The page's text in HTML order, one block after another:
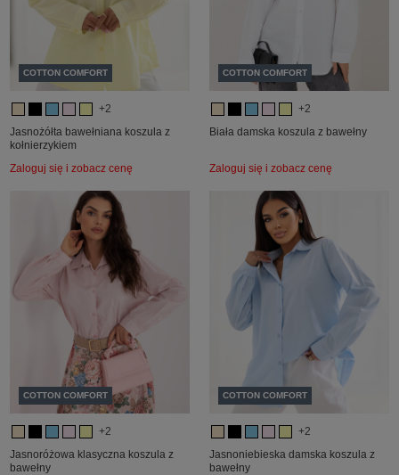
COTTON COMFORT
+2
Jasnożółta bawełniana koszula z
kołnierzykiem
Zaloguj się i zobacz cenę
COTTON COMFORT
+2
Biała damska koszula z bawełny
Zaloguj się i zobacz cenę
COTTON COMFORT
+2
Jasnoróżowa klasyczna koszula z
bawełny
COTTON COMFORT
+2
Jasnoniebieska damska koszula z
bawełny